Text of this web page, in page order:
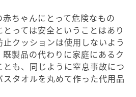
ちゃんにとって危険なもの
っては安全ということはあり
クッションは使用しないよう
製品の代わりに家庭にあるク
も、同じように窒息事故につ
タオルを丸めて作った代用品